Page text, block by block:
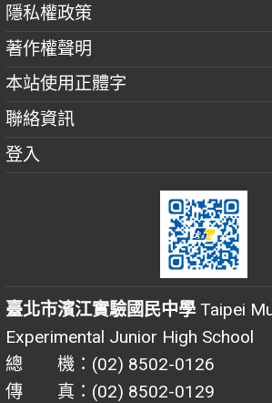
隱私權政策
著作權聲明
本站使用正體字
聯絡資訊
登入
臺北市濱江實驗國民中學 Taipei
Experimental Junior High School
總 機：(02) 8502-0126
傳 真：(02) 8502-0129